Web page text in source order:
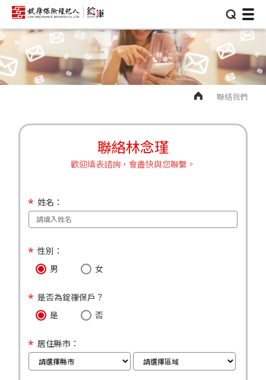
⌕
聯絡我們
聯絡林念瑾
歡迎填表諮詢，會盡快與您聯繫。
姓名：
性別：
男
女
是否為錠嵂保戶？
是
否
居住縣市：